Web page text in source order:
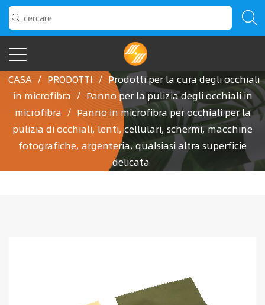
CASA / PRODOTTI / Prodotti per la cura degli occhiali
in microfibra / Panno per la pulizia degli occhiali in
microfibra / Panno in microfibra per occhiali per la
pulizia di occhiali, lenti, cellulari, schermi, macchine
fotografiche, argenteria, qualsiasi altra superficie
delicata